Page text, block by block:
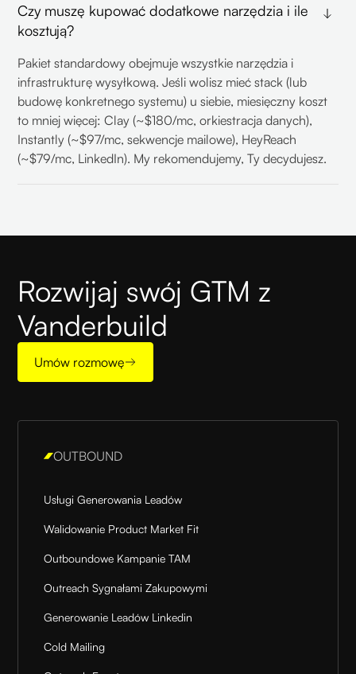
Czy muszę kupować dodatkowe narzędzia i ile
kosztują?
Pakiet standardowy obejmuje wszystkie narzędzia i
infrastrukturę wysyłkową. Jeśli wolisz mieć stack (lub
budowę konkretnego systemu) u siebie, miesięczny koszt
to mniej więcej: Clay (~$180/mc, orkiestracja danych),
Instantly (~$97/mc, sekwencje mailowe), HeyReach
(~$79/mc, LinkedIn). My rekomendujemy, Ty decydujesz.
Rozwijaj swój GTM z
Vanderbuild
Umów rozmowę
OUTBOUND
Usługi Generowania Leadów
Walidowanie Product Market Fit
Outboundowe Kampanie TAM
Outreach Sygnałami Zakupowymi
Generowanie Leadów Linkedin
Cold Mailing